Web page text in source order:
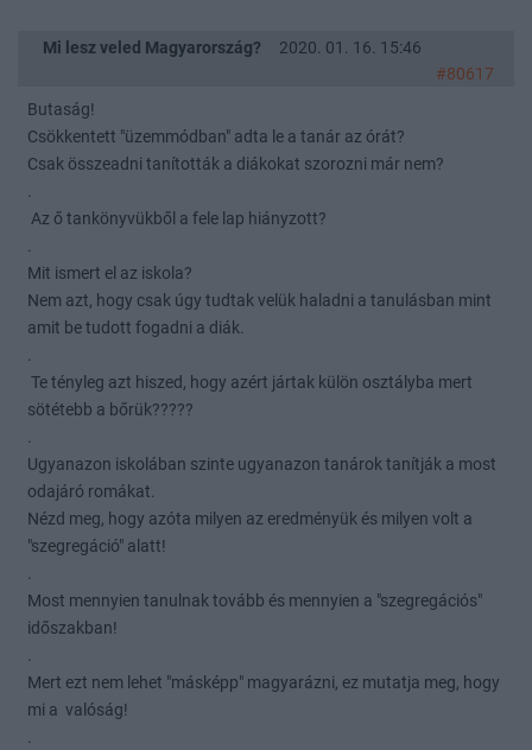
Mi lesz veled Magyarország?
2020. 01. 16. 15:46
#80617
Butaság!
Csökkentett "üzemmódban" adta le a tanár az órát?
Csak összeadni tanították a diákokat szorozni már nem?
.
Az ő tankönyvükből a fele lap hiányzott?
.
Mit ismert el az iskola?
Nem azt, hogy csak úgy tudtak velük haladni a tanulásban mint
amit be tudott fogadni a diák.
.
Te tényleg azt hiszed, hogy azért jártak külön osztályba mert
sötétebb a bőrük?????
.
Ugyanazon iskolában szinte ugyanazon tanárok tanítják a most
odajáró romákat.
Nézd meg, hogy azóta milyen az eredményük és milyen volt a
"szegregáció" alatt!
.
Most mennyien tanulnak tovább és mennyien a "szegregációs"
időszakban!
.
Mert ezt nem lehet "másképp" magyarázni, ez mutatja meg, hogy
mi a valóság!
.